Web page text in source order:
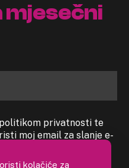
mjesečni
privatnosti te
moj email za slanje e-
kolačiće za